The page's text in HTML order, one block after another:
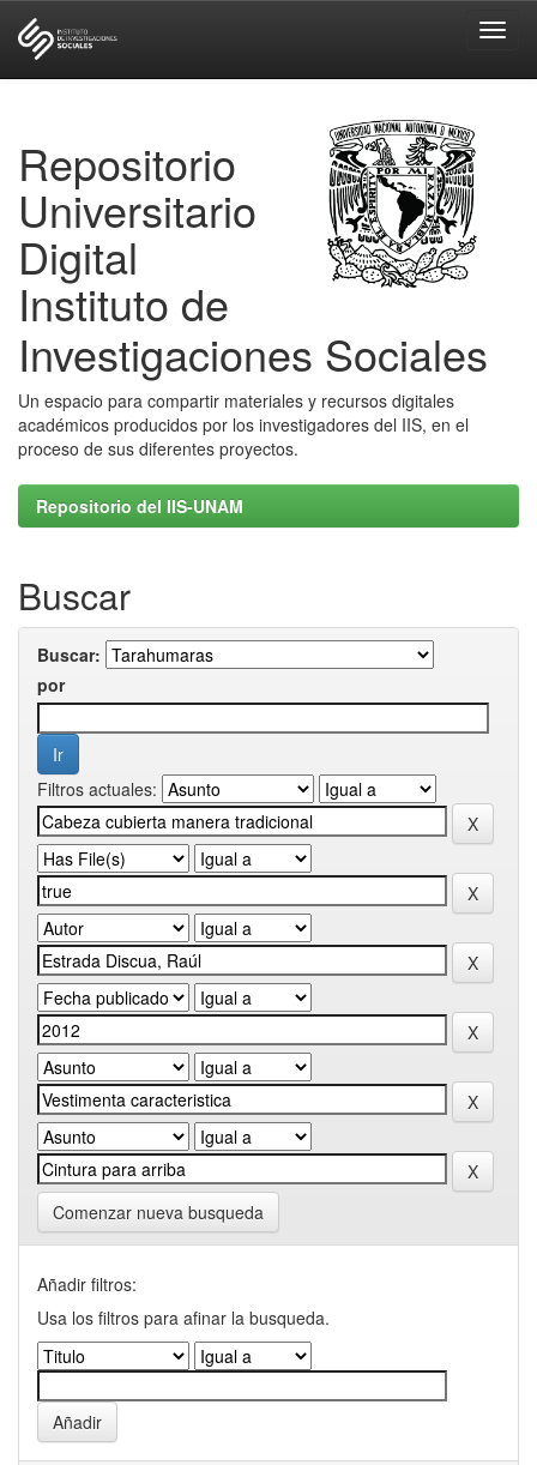
Repositorio
Universitario
Digital
Instituto de
Investigaciones Sociales
Un espacio para compartir materiales y recursos digitales
académicos producidos por los investigadores del IIS, en el
proceso de sus diferentes proyectos.
Repositorio del IIS-UNAM
Buscar
Buscar:
por
Filtros actuales:
Comenzar nueva busqueda
Añadir filtros:
Usa los filtros para afinar la busqueda.